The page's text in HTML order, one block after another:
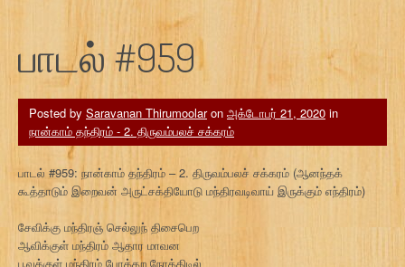
பாடல் #959
Posted by Saravanan Thirumoolaron அக்டோபர் 21, 2020 in
நான்காம் தந்திரம் - 2. திருவம்பலச் சக்கரம்
பாடல் #959: நான்காம் தந்திரம் – 2. திருவம்பலச் சக்கரம் (ஆனந்தக்
கூத்தாடும் இறைவன் அருட்சக்தியோடு மந்திரவடிவாய் இருக்கும் எந்திரம்)
சேவிக்கு மந்திரஞ் செல்லுந் திசைபெற
ஆவிக்குள் மந்திரம் ஆதார மாவன
பூவுக்குள் மந்திரம் போக்கற நோக்கிடில்